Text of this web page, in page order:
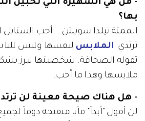
- من هي الشهيرة التي تحبين
بها؟
الممثة تيلدا سوينتن... أحب
ترتدي الملابس لنفسها وليس
تقوله الصحافة. شخصيتها تبرز
ملابسها وهذا ما أحب.
- هل هناك صيحة معينة لن
لن أقول "أبداً" فأنا منفتحة دوماً